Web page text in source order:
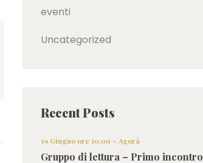
eventi
Uncategorized
Recent Posts
19 Giugno ore 10:00 – Agorà
Gruppo di lettura – Primo incontro